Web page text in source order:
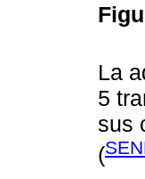
La
5
sus
(